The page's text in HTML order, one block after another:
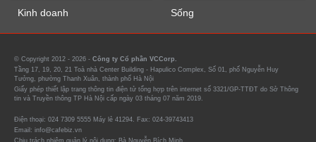
Kinh doanh Sống
© Copyright 2012 - 2026 - Công ty Cổ phần VCCorp.
Tầng 17, 19, 20, 21 Toà nhà Center Building - Hapulico Complex, Số 01, phố Nguyễn Huy
Tưởng, phường Thanh Xuân, thành phố Hà Nội
Giấy phép thiết lập trang thông tin điện tử tổng hợp trên internet số 3321/GP-TTĐT do Sở Thông
tin và Truyền thông TP Hà Nội cấp ngày 03 tháng 07 năm 2019.
Điện thoại: 024 7309 5555 Máy lẻ 41294. Fax: 024-39743413
Email: info@cafebiz.vn